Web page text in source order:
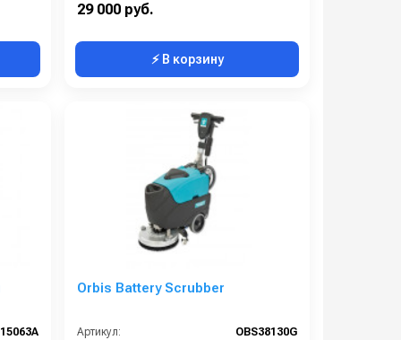
29 000 руб.
⚡ В корзину
Orbis Battery Scrubber
Артикул:
OBS38130G